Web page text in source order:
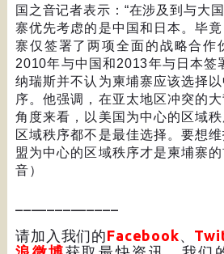
国之音记者表示： “在涉及到与大
寨优先考虑的是中国和日本。毕
寨仅签署了两项全面的战略合作
2010年与中国和2013年与日本签
纳瑞斯并不认为柬埔寨应该选择
序。他强调，在亚太地区冲突的
角度来看，以美国为中心的区域
区域秩序都不是最佳选择。要想
盟为中心的区域秩序才是柬埔寨
音）
请加入我们的Facebook